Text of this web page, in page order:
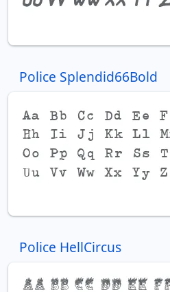
Police Splendid66Bold
Police HellCircus